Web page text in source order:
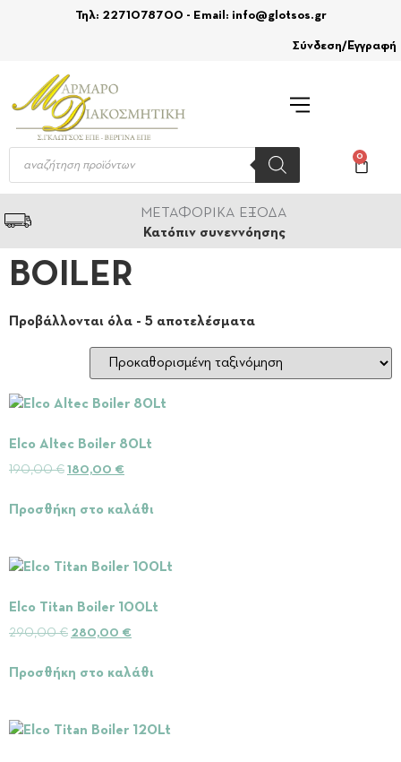
Τηλ: 2271078700 - Email: info@glotsos.gr
Σύνδεση/Εγγραφή
0
ΜΕΤΑΦΟΡΙΚΑ ΕΞΟΔΑ
Κατόπιν συνεννόησης
BOILER
Προβάλλονται όλα - 5 αποτελέσματα
Elco Altec Boiler 80Lt
190,00€ 180,00 €
Προσθήκη στο καλάθι
Elco Titan Boiler 100Lt
290,00€ 280,00 €
Προσθήκη στο καλάθι